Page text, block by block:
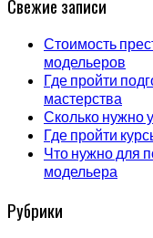
Свежие записи
Стоимость
модельеров
Где пройти
мастерства
Сколько нужно
Где пройти
Что нужно для
модельера
Рубрики